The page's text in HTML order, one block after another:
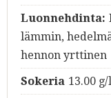
Luonnehdinta:
lämmin,
hennon yrttinen
Sokeria 13.00 g/l